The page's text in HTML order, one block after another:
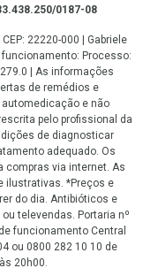
0187-08
22220-000 | Gabriele
funcionamento: Processo:
| As informações
de remédios e
e não
pelo profissional da
de diagnosticar
adequado. Os
compras via internet. As
ilustrativas. *Preços e
do dia. Antibióticos e
televendas. Portaria nº
funcionamento Central
ou 0800 282 10 10 de
20h00.